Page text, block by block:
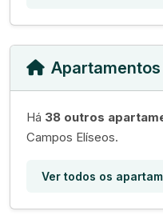
Há 38 outros
Campos Elíseos.
Ver todos os